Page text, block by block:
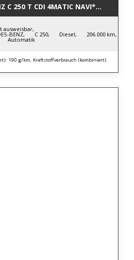
MERCEDES-BENZ C 250 T CDI 4MATIC
ausweisbar,
BENZ, C 250, Diesel, 206.000 km,
Automatik
190 g/km, Kraftstoffverbrauch (kombiniert):